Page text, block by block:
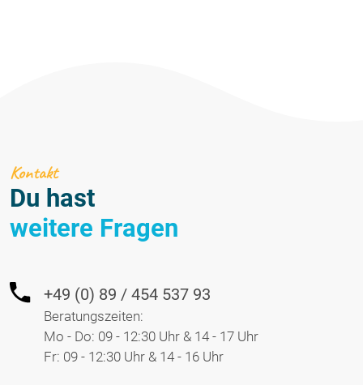
Kontakt
Du hast
weitere Fragen
+49 (0) 89 / 454 537 93
Beratungszeiten:
Mo - Do: 09 - 12:30 Uhr & 14 - 17 Uhr
Fr: 09 - 12:30 Uhr & 14 - 16 Uhr